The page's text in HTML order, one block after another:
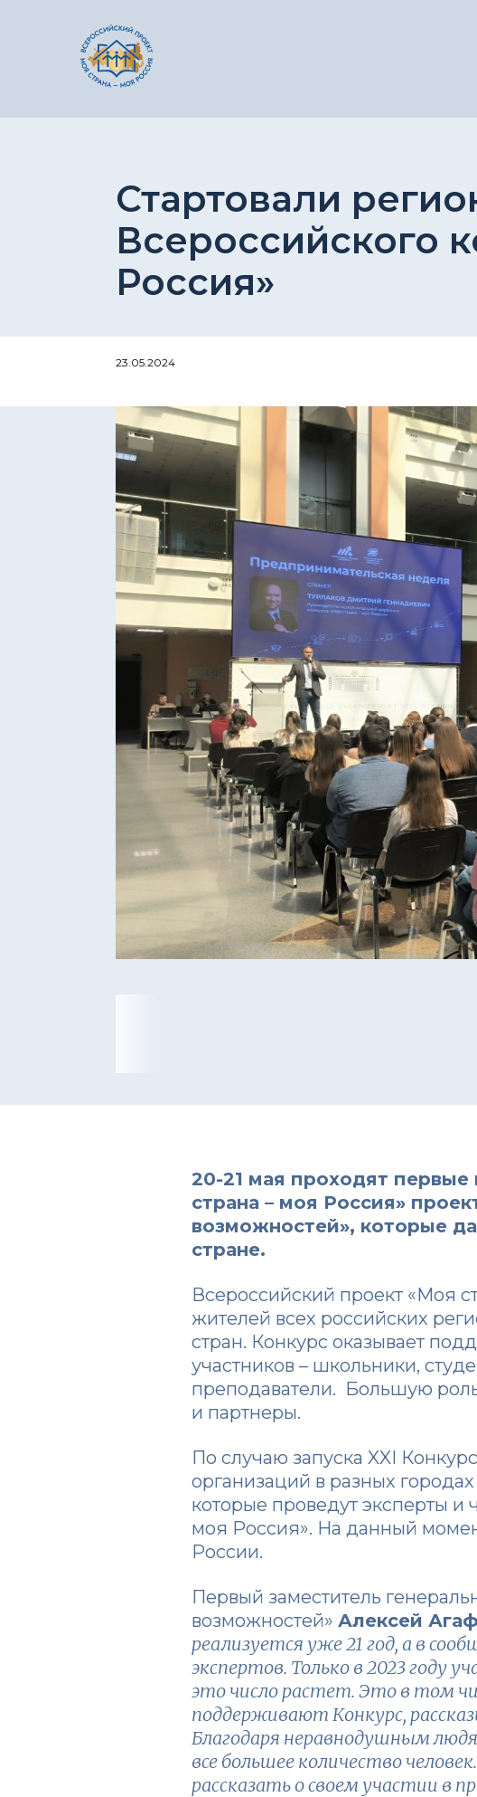
Стартовали
Всероссийского
Россия»
23.05.2024
20-21 мая проходят первые
страна – моя Россия»
возможностей», которые
стране.
Всероссийский проект «Моя
жителей всех российских
стран. Конкурс оказывает
участников – школьники,
преподаватели. Большую
и партнеры.
По случаю запуска XXI
организаций в разных
которые проведут эксперты
моя Россия». На данный
России.
Первый заместитель
возможностей» Алексей
реализуется уже 21 год, а в
экспертов. Только в 2023 году
это число растет. Это в том
поддерживают Конкурс,
Благодаря неравнодушным
все большее количество
рассказать о своем участии в